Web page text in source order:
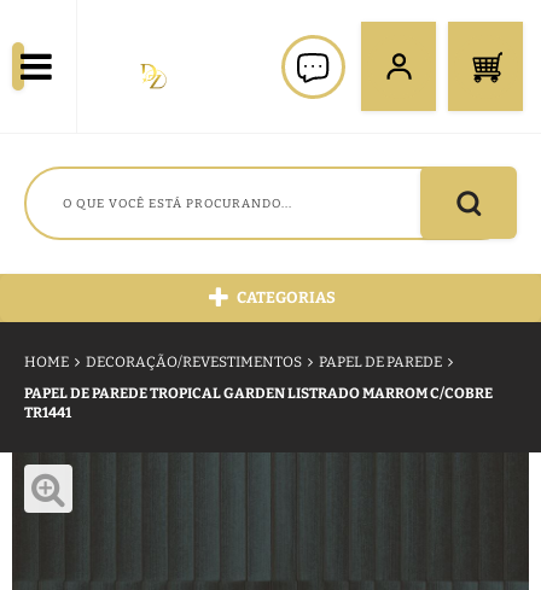
CATEGORIAS
HOME DECORAÇÃO/REVESTIMENTOS
PAPEL DE PAREDE
PAPEL DE PAREDE TROPICAL GARDEN LISTRADO MARROM C/COBRE
TR1441